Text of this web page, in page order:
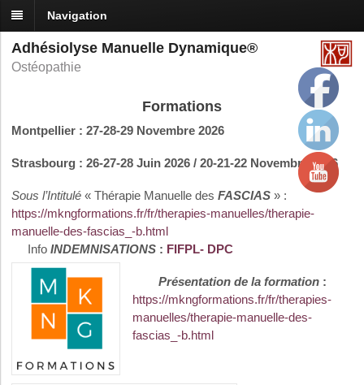
Navigation
Adhésiolyse Manuelle Dynamique®
Ostéopathie
Formations
Montpellier : 27-28-29 Novembre 2026
Strasbourg : 26-27-28 Juin 2026 / 20-21-22 Novembre 2026
Sous l’Intitulé « Thérapie Manuelle des FASCIAS » :
https://mkngformations.fr/fr/therapies-manuelles/therapie-
manuelle-des-fascias_-b.html
Info INDEMNISATIONS : FIFPL- DPC
Présentation de la formation :
https://mkngformations.fr/fr/therapies-
manuelles/therapie-manuelle-des-
fascias_-b.html